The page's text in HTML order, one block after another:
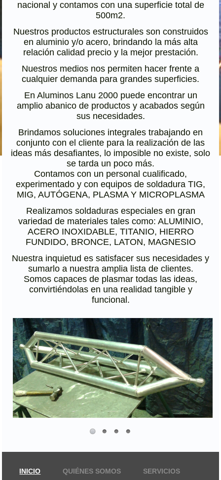
nacional y contamos con una superficie total de
500m2.
Nuestros productos estructurales son construidos
en aluminio y/o acero, brindando la más alta
relación calidad precio y la mejor prestación.
Nuestros medios nos permiten hacer frente a
cualquier demanda para grandes superficies.
En Aluminos Lanu 2000 puede encontrar un
amplio abanico de productos y acabados según
sus necesidades.
Brindamos soluciones integrales trabajando en
conjunto con el cliente para la realización de las
ideas más desafiantes, lo imposible no existe, solo
se tarda un poco más.
Contamos con un personal cualificado,
experimentado y con equipos de soldadura TIG,
MIG, AUTÓGENA, PLASMA Y MICROPLASMA
Realizamos soldaduras especiales en gran
variedad de materiales tales como: ALUMINIO,
ACERO INOXIDABLE, TITANIO, HIERRO
FUNDIDO, BRONCE, LATON, MAGNESIO
Nuestra inquietud es satisfacer sus necesidades y
sumarlo a nuestra amplia lista de clientes.
Somos capaces de plasmar todas las ideas,
convirtiéndolas en una realidad tangible y
funcional.
INICIO QUIÉNES SOMOS SERVICIOS